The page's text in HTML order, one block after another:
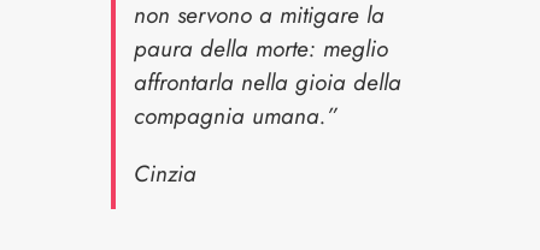
non servono a mitigare la
paura della morte: meglio
affrontarla nella gioia della
compagnia umana.”
Cinzia